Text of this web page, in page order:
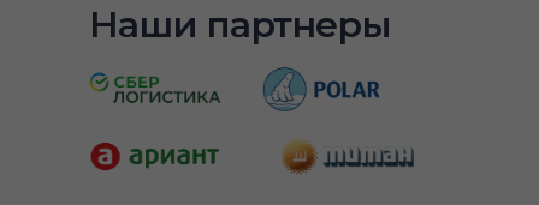
Наши партнеры